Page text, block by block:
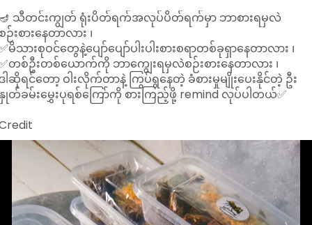
နိုက်တက်အတွက် နောက်ထပ် သတင်းဆိုးတစ်ခုက နောက်ခံလူနူ
ာမာ့ဇ်ရာဝီမှာလည်း ဘရန့်ဖို့ဒ်နှင့်ပွဲတွင် ပါဝင်လာမှာ မဟုတ်သလို
ောက်တိုဘာလလယ်ပိုင်းအထိ ပြန်ကစားနိုင်မဲ့ အခြေအနေမှာ မရှိ
ါဘူး။
- Playmaker Journal
ဘောလုံးသတင်းစုံ
သီတင်းကျွတ် ရုံးပိတ်ရက်အလုပ်ပိတ်ရက်မှာ ဘာစားရမှလဲ
ဉ်းစားနေတာလား ၊
မိသားစုဝင်တွေနဲ့ပျော်ပျော်ပါးပါးစားစရာတစ်ခုရှာနေတာလား ၊
တစ်ဦးတစ်ယောက်ကို ဘာကျွေးရမှလဲစဉ်းစားနေတာလား ၊
ါဆိုရင်တော့ ဝါးလိုက်တာနဲ့ ကြွပ်ရွနေတဲ့ ခံစားမှုမျိုးပေးနိုင်တဲ့ ဦး
တ်ခမ်းမွှေးပုရစ်ကြော်ကို စားကြည့်ဖို့ remind လုပ်ပါတယ်✅